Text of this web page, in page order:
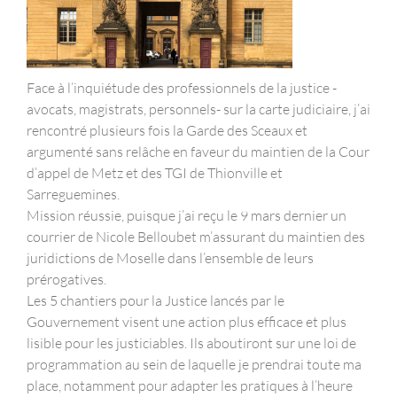
Face à l’inquiétude des professionnels de la justice -
avocats, magistrats, personnels- sur la carte judiciaire, j’ai
rencontré plusieurs fois la Garde des Sceaux et
argumenté sans relâche en faveur du maintien de la Cour
d’appel de Metz et des TGI de Thionville et
Sarreguemines.
Mission réussie, puisque j’ai reçu le 9 mars dernier un
courrier de Nicole Belloubet m’assurant du maintien des
juridictions de Moselle dans l’ensemble de leurs
prérogatives.
Les 5 chantiers pour la Justice lancés par le
Gouvernement visent une action plus efficace et plus
lisible pour les justiciables. Ils aboutiront sur une loi de
programmation au sein de laquelle je prendrai toute ma
place, notamment pour adapter les pratiques à l’heure